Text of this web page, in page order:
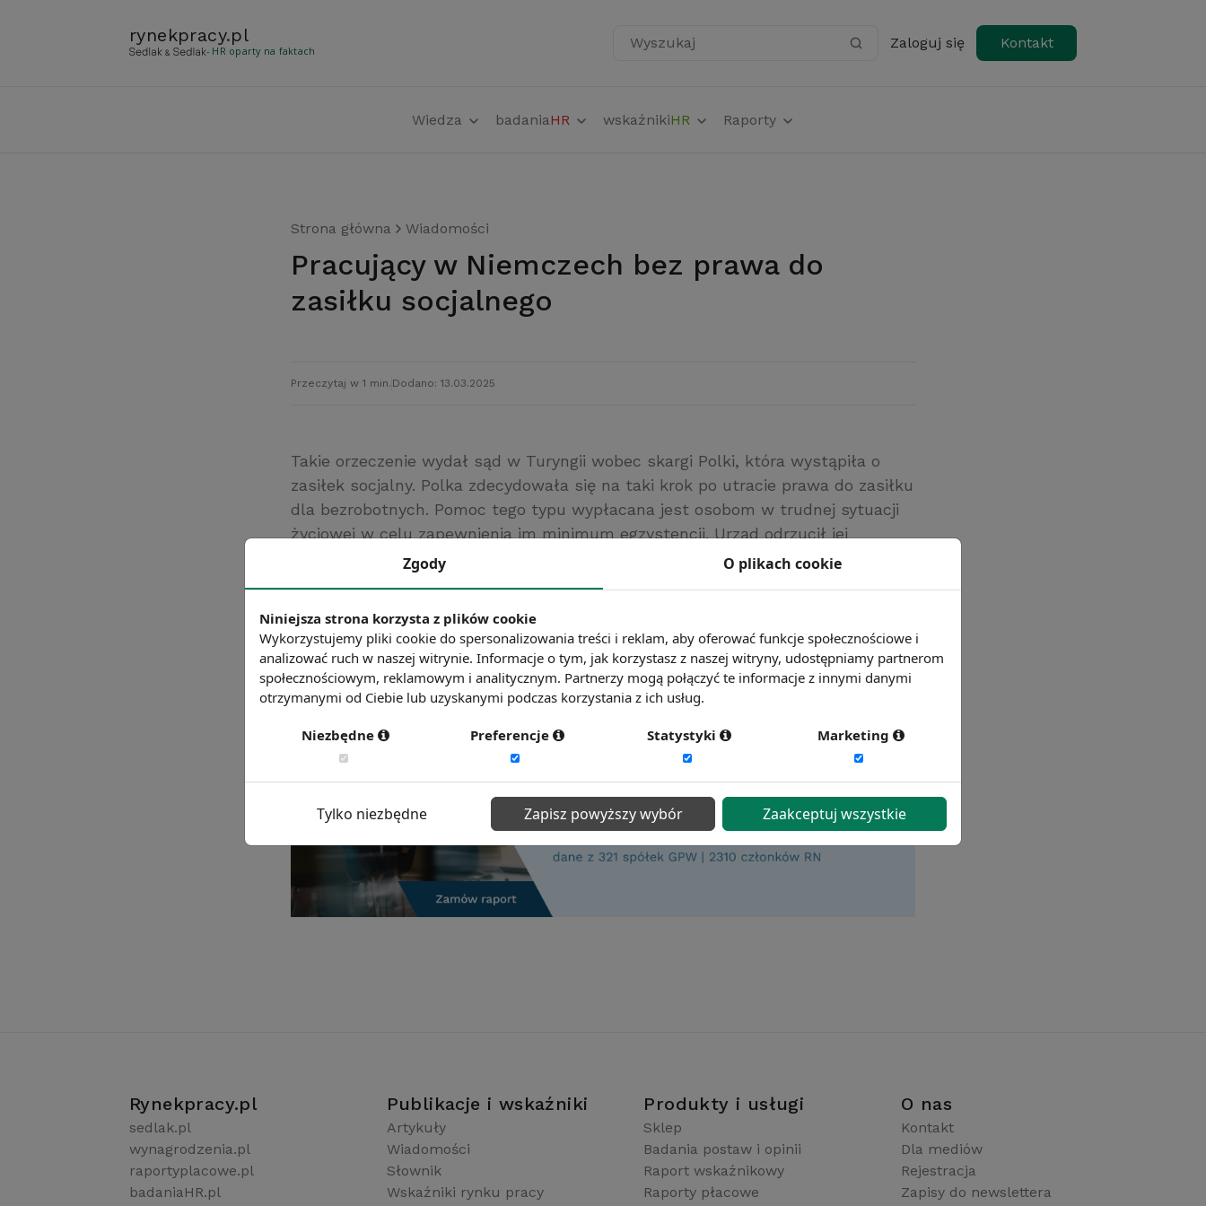
rynekpracy.pl
- HR oparty na faktach Wyszukaj Zaloguj się Kontakt
Wiedza badaniaHR wskaźnikiHR Raporty
Strona główna Wiadomości
Pracujący w Niemczech bez prawa do
zasiłku socjalnego
Przeczytaj w 1 min. Dodano: 13.03.2025
Takie orzeczenie wydał sąd w Turyngii wobec skargi Polki, która wystąpiła o
zasiłek socjalny. Polka zdecydowała się na taki krok po utracie prawa do zasiłku
dla bezrobotnych. Pomoc tego typu wypłacana jest osobom w trudnej sytuacji
życiowej w celu zapewnienia im minimum egzystencji. Urząd odrzucił jej
wniosek, wobec czego Polka skierowała sprawę do sądu. Wyrok jest
Chcesz wiedzieć więcej?Zobacz więcej wiadomości
Rynekpracy.pl
sedlak.pl
wynagrodzenia.pl
raportyplacowe.pl
badaniaHR.pl
Publikacje i wskaźniki
Artykuły
Wiadomości
Słownik
Wskaźniki rynku pracy
Produkty i usługi
Sklep
Badania postaw i opinii
Raport wskaźnikowy
Raporty płacowe
O nas
Kontakt
Dla mediów
Rejestracja
Zapisy do newslettera
Zgody O plikach cookie
Niniejsza strona korzysta z plików cookie
Wykorzystujemy pliki cookie do spersonalizowania treści i reklam, aby oferować funkcje społecznościowe i
analizować ruch w naszej witrynie. Informacje o tym, jak korzystasz z naszej witryny, udostępniamy partnerom
społecznościowym, reklamowym i analitycznym. Partnerzy mogą połączyć te informacje z innymi danymi
otrzymanymi od Ciebie lub uzyskanymi podczas korzystania z ich usług.
Niezbędne Preferencje Statystyki Marketing
Tylko niezbędne Zapisz powyższy wybór Zaakceptuj wszystkie